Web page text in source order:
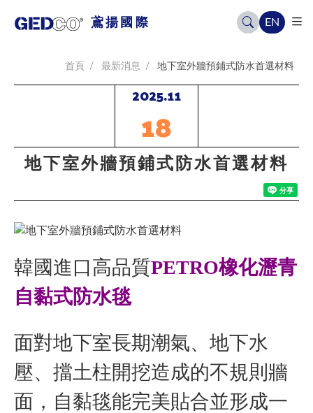
鳶揚國際 EN
首頁 最新消息 地下室外牆預鋪式防水首選材料
2025.11
18
地下室外牆預鋪式防水首選材料
韓國進口高品質PETRO橡化瀝青
自黏式防水毯
面對地下室長期潮氣、地下水
壓、擋土柱開挖造成的不規則牆
面，自黏毯能完美貼合並形成一